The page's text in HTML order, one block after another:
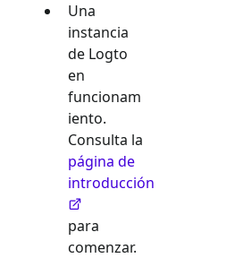
Una
instancia
de Logto
en
funcionam
iento.
Consulta la
página de
introducción
para
comenzar.